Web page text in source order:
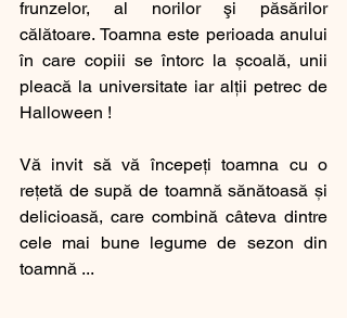
frunzelor, al norilor şi păsărilor
călătoare. Toamna este perioada anului
în care copiii se întorc la școală, unii
pleacă la universitate iar alții petrec de
Halloween !
Vă invit să vă începeți toamna cu o
rețetă de supă de toamnă sănătoasă și
delicioasă, care combină câteva dintre
cele mai bune legume de sezon din
toamnă ...